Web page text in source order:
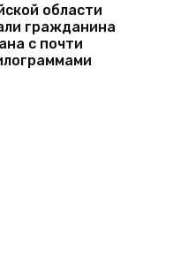
области
гражданина
с почти